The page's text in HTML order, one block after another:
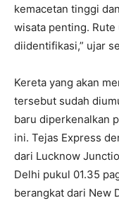
kemacetan tinggi
wisata penting.
diidentifikasi,” ujar
Kereta yang akan
tersebut sudah
baru diperkenalkan
ini. Tejas Express
dari Lucknow
Delhi pukul 01.35
berangkat dari New